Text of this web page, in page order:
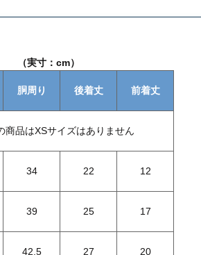
（実寸：cm）
胴周り 後着丈 前着丈
商品はXSサイズはありません
34 22 12
39 25 17
42.5 27 20